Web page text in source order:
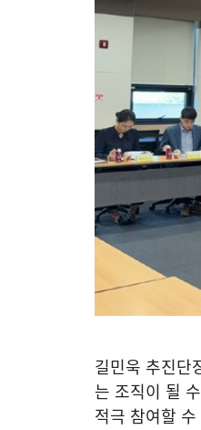
길민욱 추진단
는 조직이 될
적극 참여할